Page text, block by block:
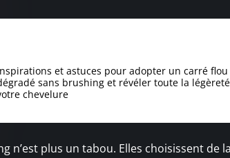
et astuces pour adopter un carré flou
sans brushing et révéler toute la
chevelure
plus un tabou. Elles choisissent de